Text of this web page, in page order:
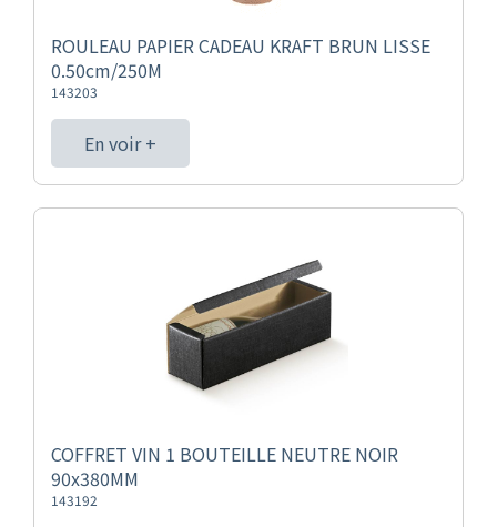
ROULEAU PAPIER CADEAU KRAFT BRUN LISSE
0.50cm/250M
143203
En voir +
COFFRET VIN 1 BOUTEILLE NEUTRE NOIR
90x380MM
143192